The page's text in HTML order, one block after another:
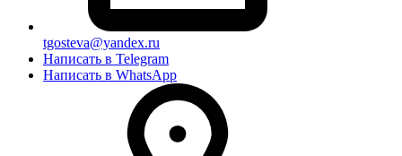
tgosteva@yandex.ru
Написать в Telegram
Написать в WhatsApp